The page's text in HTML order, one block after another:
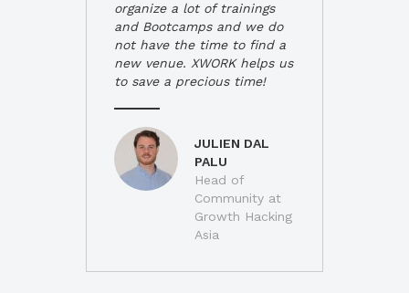
organize a lot of trainings
and Bootcamps and we do
not have the time to find a
new venue. XWORK helps us
to save a precious time!
JULIEN DAL
PALU
Head of
Community at
Growth Hacking
Asia